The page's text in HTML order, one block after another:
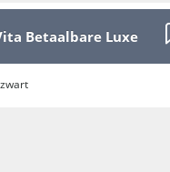
Betaalbare Luxe